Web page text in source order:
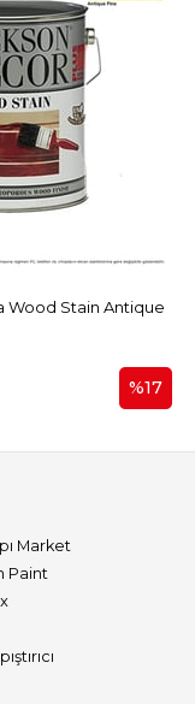
Wood Stain Antique
%17
Market
Paint